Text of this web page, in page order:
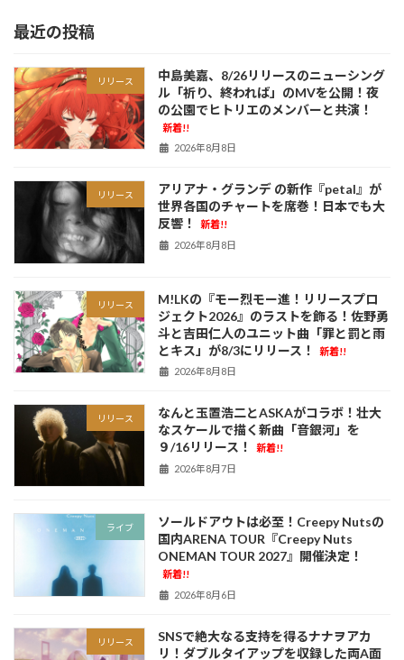
最近の投稿
リリース
中島美嘉、8/26リリースのニューシング
ル「祈り、終われば」のMVを公開！夜
の公園でヒトリエのメンバーと共演！
新着!!
2026年8月8日
リリース
アリアナ・グランデ の新作『petal』が
世界各国のチャートを席巻！日本でも大
反響！
新着!!
2026年8月8日
リリース
M!LKの『モー烈モー進！リリースプロ
ジェクト2026』のラストを飾る！佐野勇
斗と吉田仁人のユニット曲「罪と罰と雨
とキス」が8/3にリリース！
新着!!
2026年8月8日
リリース
なんと玉置浩二とASKAがコラボ！壮大
なスケールで描く新曲「音銀河」を
９/16リリース！
新着!!
2026年8月7日
ライブ
ソールドアウトは必至！Creepy Nutsの
国内ARENA TOUR『Creepy Nuts
ONEMAN TOUR 2027』開催決定！
新着!!
2026年8月6日
リリース
SNSで絶大なる支持を得るナナヲアカ
リ！ダブルタイアップを収録した両A面